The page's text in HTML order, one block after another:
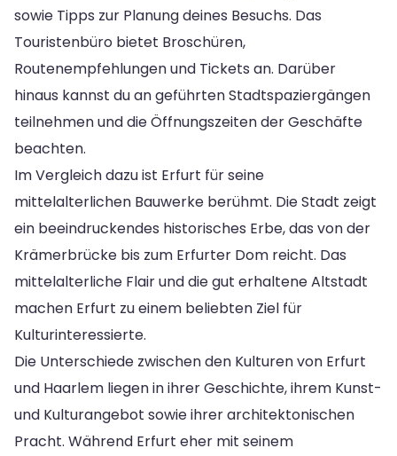
sowie Tipps zur Planung deines Besuchs. Das
Touristenbüro bietet Broschüren,
Routenempfehlungen und Tickets an. Darüber
hinaus kannst du an geführten Stadtspaziergängen
teilnehmen und die Öffnungszeiten der Geschäfte
beachten.
Im Vergleich dazu ist Erfurt für seine
mittelalterlichen Bauwerke berühmt. Die Stadt zeigt
ein beeindruckendes historisches Erbe, das von der
Krämerbrücke bis zum Erfurter Dom reicht. Das
mittelalterliche Flair und die gut erhaltene Altstadt
machen Erfurt zu einem beliebten Ziel für
Kulturinteressierte.
Die Unterschiede zwischen den Kulturen von Erfurt
und Haarlem liegen in ihrer Geschichte, ihrem Kunst-
und Kulturangebot sowie ihrer architektonischen
Pracht. Während Erfurt eher mit seinem